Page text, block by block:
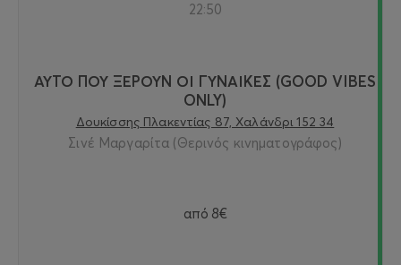
22:50
ΑΥΤΟ ΠΟΥ ΞΕΡΟΥΝ ΟΙ ΓΥΝΑΙΚΕΣ (GOOD VIBES
ONLY)
Δουκίσσης Πλακεντίας 87, Χαλάνδρι 152 34
Σινέ Μαργαρίτα (Θερινός κινηματογράφος)
από 8€